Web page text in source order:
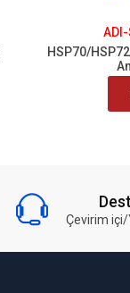
HSP70/
Çevirim